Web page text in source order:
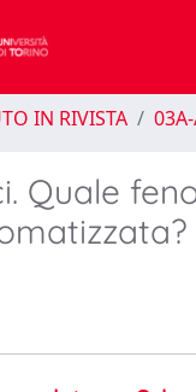
IN RIVISTA
Quale